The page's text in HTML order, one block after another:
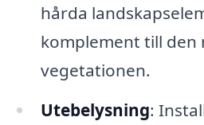
hårda
komplement till den
vegetationen.
Utebelysning: